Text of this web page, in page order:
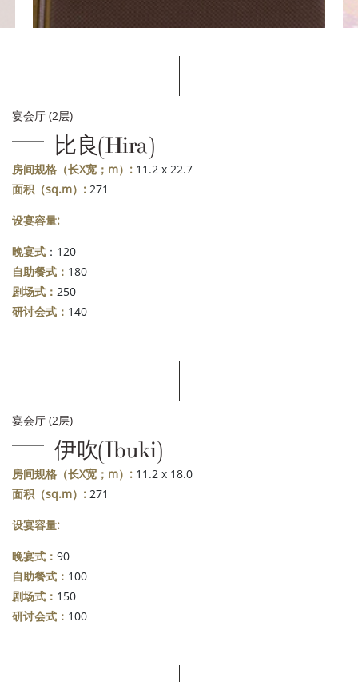
宴会厅 (2层)
比良(Hira)
房间规格（长X宽；m）: 11.2 x 22.7
面积（sq.m）: 271
设宴容量:
晚宴式 ：120
自助餐式： 180
剧场式： 250
研讨会式： 140
宴会厅 (2层)
伊吹(Ibuki)
房间规格（长X宽；m）: 11.2 x 18.0
面积（sq.m）: 271
设宴容量:
晚宴式： 90
自助餐式： 100
剧场式： 150
研讨会式： 100